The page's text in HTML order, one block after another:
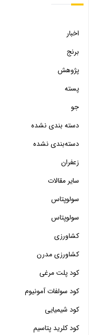
اخبار
برنج
پژوهش
پسته
جو
دسته بندی نشده
دسته‌بندی نشده
زعفران
سایر مقالات
سولوپتاس
سولوپتاس
کشاورزی
کشاورزی مدرن
کود پلت مرغی
کود سولفات آمونیوم
کود شیمیایی
کود کلرید پتاسیم